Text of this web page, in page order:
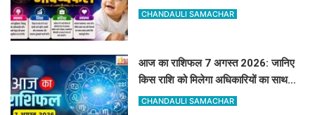
ग्रह-नक्षत्र,
CHANDAULI SAMACHAR
आज का राशिफल 7 अगस्त 2026: जानिए
किस राशि को मिलेगा अधिकारियों का साथ
और किसे रहना होगा सतर्क
CHANDAULI SAMACHAR